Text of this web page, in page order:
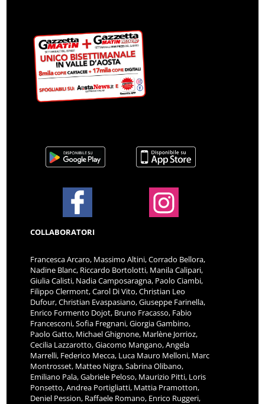
COLLABORATORI
Francesca Arcaro, Massimo Altini, Corrado Bellora,
Nadine Blanc, Riccardo Bortolotti, Manila Calipari,
Giulia Calisti, Nadia Camposaragna, Paolo Ciambi,
Filippo Clermont, Carol Di Vito, Christian Leo
Dufour, Christian Evaspasiano, Giuseppe Farinella,
Enrico Formento Dojot, Bruno Fracasso, Fabio
Francesconi, Sofia Fregnani, Giorgia Gambino,
Paolo Gatto, Michael Ghignone, Marlène Jorrioz,
Cecilia Lazzarotto, Giacomo Mangano, Angela
Marrelli, Federico Mecca, Luca Mauro Melloni, Marc
Montrosset, Matteo Nigra, Sabrina Olibano,
Emiliano Pala, Gabriele Peloso, Maurizio Pitti, Loris
Ponsetto, Andrea Portigliatti, Mattia Pramotton,
Deniel Pession, Raffaele Romano, Enrico Ruggeri,